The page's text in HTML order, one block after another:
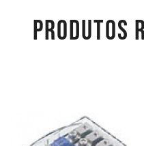
PRODUTOS